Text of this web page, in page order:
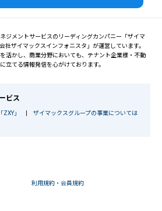
ジメントサービスのリーディングカンパニー「ザイマ
社ザイマックスインフォニスタ」が運営しています。
活かし、商業分野においても、テナント企業様・不動
立てる情報発信を心がけております。
ビス
」
ザイマックスグループの事業については
利用規約・会員規約